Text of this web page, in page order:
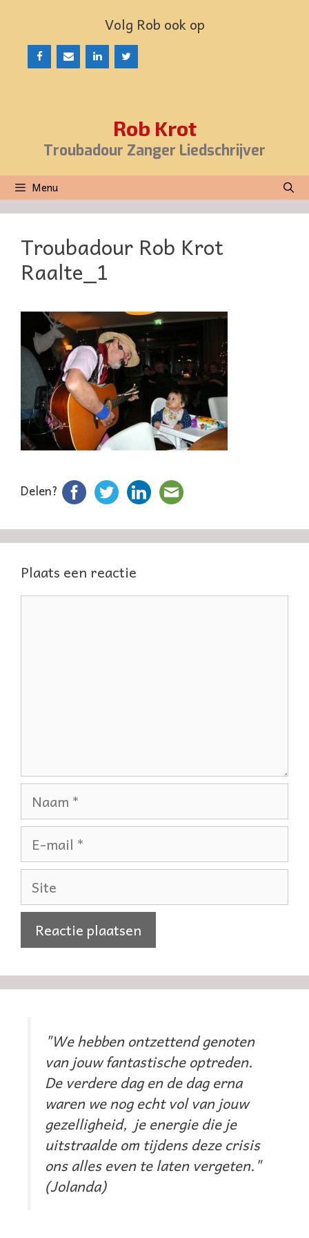
inhoud
Volg Rob ook op
Rob Krot
Troubadour Zanger Liedschrijver
Menu
Troubadour Rob Krot
Raalte_1
Delen?
Plaats een reactie
Naam
E-
mail
Site
"We hebben ontzettend genoten
van jouw fantastische optreden.
De verdere dag en de dag erna
waren we nog echt vol van jouw
gezelligheid, je energie die je
uitstraalde om tijdens deze crisis
ons alles even te laten vergeten."
(Jolanda)